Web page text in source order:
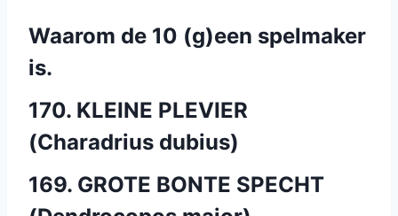
Waarom de 10 (g)een spelmaker
is.
170. KLEINE PLEVIER
(Charadrius dubius)
169. GROTE BONTE SPECHT